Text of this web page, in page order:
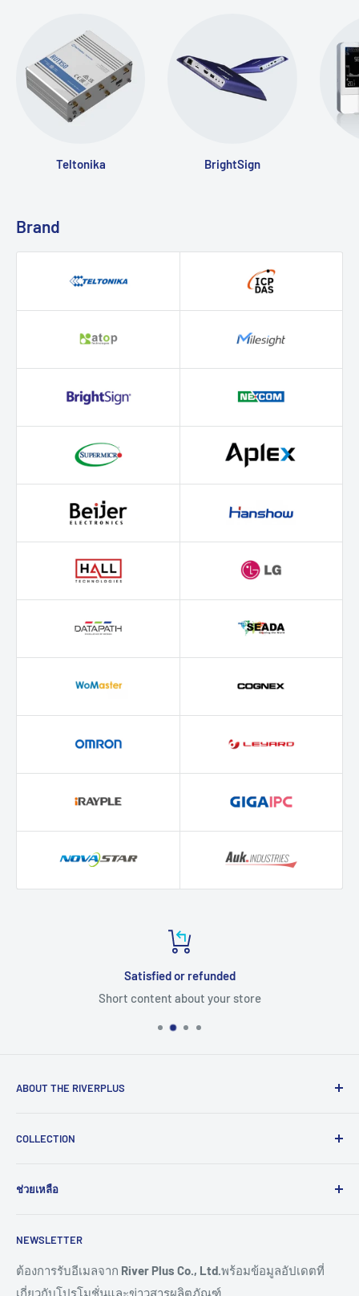
Teltonika BrightSign
Brand
Satisfied or refunded
Short content about your store
ABOUT THE RIVERPLUS
สินค้าและบริการเทคโนโลยีแบบครบวงจร จากทั่วโลกตั้งแต่ปี
และอุตสาหกรรม 4.0
COLLECTION
HMI
Connectivity
Remote I/O
ช่วยเหลือ
ขอราคางานโครงการ
การสั่งซื้อสินค้า
NEWSLETTER
ต้องการรับอีเมลจาก River Plus Co., Ltd.พร้อมข้อมูลอัปเดตที่